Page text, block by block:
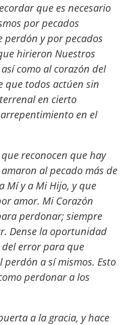
que es necesario
por pecados
perdón y por pecados
hirieron Nuestros
como al corazón del
que todos actúen sin
en cierto
en el
reconocen que hay
al pecado más de
Mí y a Mi Hijo, y que
amor. Mi Corazón
perdonar; siempre
Dense la oportunidad
del error para que
a sí mismos. Esto
perdonar a los
a la gracia, y hace